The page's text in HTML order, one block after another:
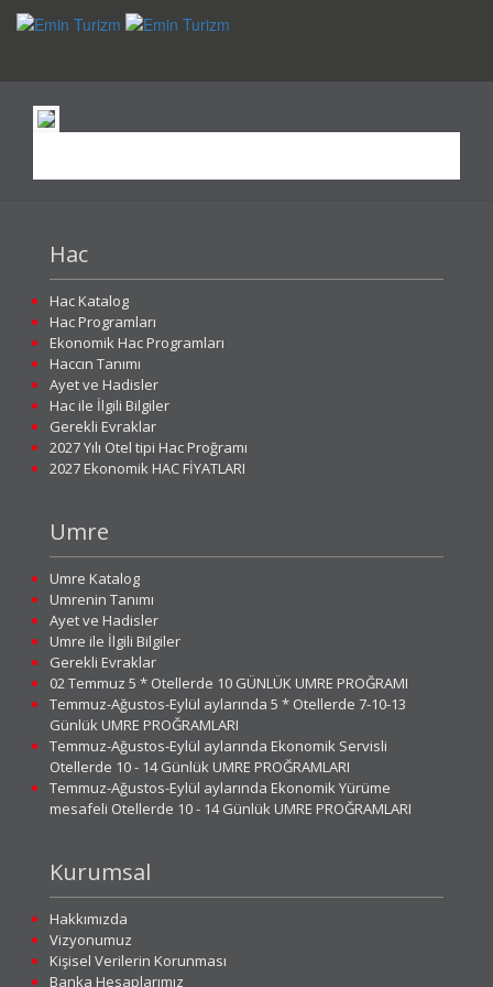
Hac
Hac Katalog
Hac Programları
Ekonomik Hac Programları
Haccın Tanımı
Ayet ve Hadisler
Hac ile İlgili Bilgiler
Gerekli Evraklar
2027 Yılı Otel tipi Hac Proğramı
2027 Ekonomik HAC FİYATLARI
Umre
Umre Katalog
Umrenin Tanımı
Ayet ve Hadisler
Umre ile İlgili Bilgiler
Gerekli Evraklar
02 Temmuz 5 * Otellerde 10 GÜNLÜK UMRE PROĞRAMI
Temmuz-Ağustos-Eylül aylarında 5 * Otellerde 7-10-13
Günlük UMRE PROĞRAMLARI
Temmuz-Ağustos-Eylül aylarında Ekonomik Servisli
Otellerde 10 - 14 Günlük UMRE PROĞRAMLARI
Temmuz-Ağustos-Eylül aylarında Ekonomik Yürüme
mesafeli Otellerde 10 - 14 Günlük UMRE PROĞRAMLARI
Kurumsal
Hakkımızda
Vizyonumuz
Kişisel Verilerin Korunması
Banka Hesaplarımız